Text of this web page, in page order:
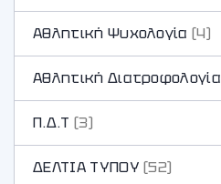
Αθλητική Ψυχολογία (4)
Αθλητική Διατροφολογία
Π.Δ.Τ (3)
ΔΕΛΤΙΑ ΤΥΠΟΥ (52)